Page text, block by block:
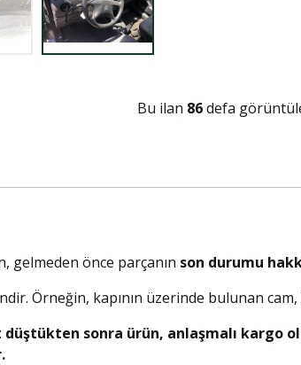
Bu ilan 86defa
gelmeden önce parçanın son durumu
Örneğin, kapının üzerinde bulunan cam,
düştükten sonra ürün, anlaşmalı kargo